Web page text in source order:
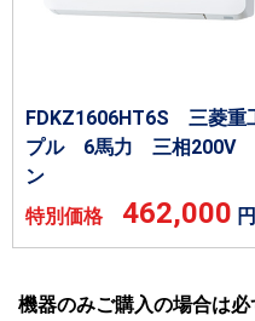
FDKZ1606HT6S 三菱
プル 6馬力 三相200V
ン
特別価格 462,000 円
機器のみご購入の場合は